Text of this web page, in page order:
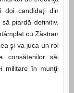
doi candidaţi din
piardă definitiv.
cu Zăstran
şi va juca un rol
consătenilor săi
militare în munţii